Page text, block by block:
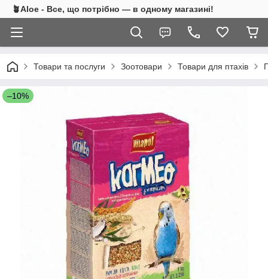
🪴Aloe - Все, що потрібно — в одному магазині!
Товари та послуги Зоотовари Товари для птахів
–10%